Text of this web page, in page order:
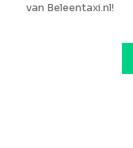
van Beleentaxi.nl!